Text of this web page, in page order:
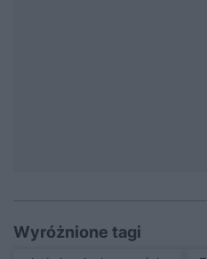
Wyróżnione tagi